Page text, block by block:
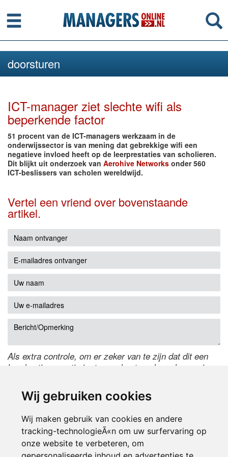
Wij gebruiken cookies
Wij maken gebruik van cookies en andere
tracking-technologieÃ«n om uw surfervaring op
onze website te verbeteren, om
Menu
doorsturen
ICT-manager ziet slechte wifi als
beperkende factor
51 procent van de ICT-managers werkzaam in de
onderwijssector is van mening dat gebrekkige wifi een
negatieve invloed heeft op de leerprestaties van scholieren.
Dit blijkt uit onderzoek van Aerohive Networks onder 560
ICT-beslissers van scholen wereldwijd.
Vertel een vriend over bovenstaande
artikel.
Als extra controle, om er zeker van te zijn dat dit een
handmatige reactie is, typ onderstaande code over in
de code te wijzigen.